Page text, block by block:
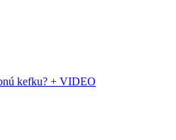
kefku? + VIDEO